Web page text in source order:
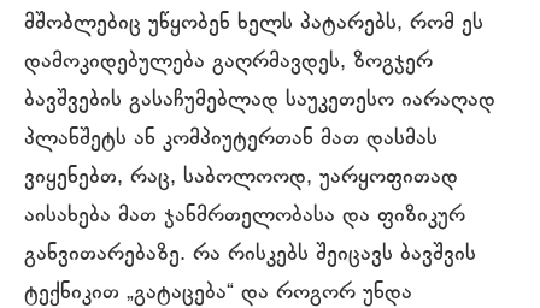
მშობლებიც უწყობენ ხელს პატარებს, რომ ეს
დამოკიდებულება გაღრმავდეს, ზოგჯერ
ბავშვების გასაჩუმებლად საუკეთესო იარაღად
პლანშეტს ან კომპიუტერთან მათ დასმას
ვიყენებთ, რაც, საბოლოოდ, უარყოფითად
აისახება მათ ჯანმრთელობასა და ფიზიკურ
განვითარებაზე. რა რისკებს შეიცავს ბავშვის
ტექნიკით „გატაცება“ და როგორ უნდა